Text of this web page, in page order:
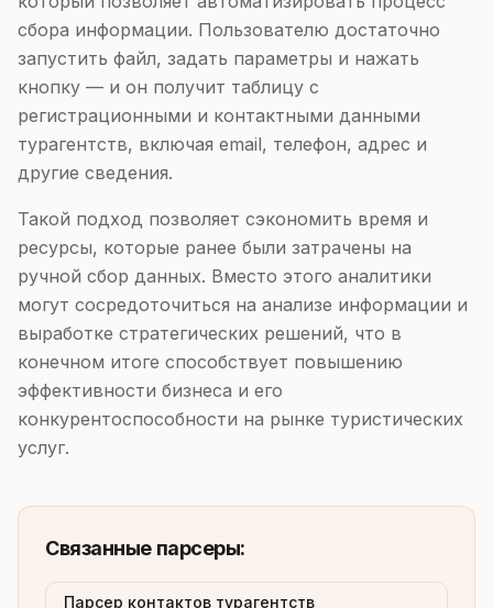
сбора информации. Пользователю достаточно
запустить файл, задать параметры и нажать
кнопку — и он получит таблицу с
регистрационными и контактными данными
турагентств, включая email, телефон, адрес и
другие сведения.
Такой подход позволяет сэкономить время и
ресурсы, которые ранее были затрачены на
ручной сбор данных. Вместо этого аналитики
могут сосредоточиться на анализе информации и
выработке стратегических решений, что в
конечном итоге способствует повышению
эффективности бизнеса и его
конкурентоспособности на рынке туристических
услуг.
Связанные парсеры:
Парсер контактов турагентств